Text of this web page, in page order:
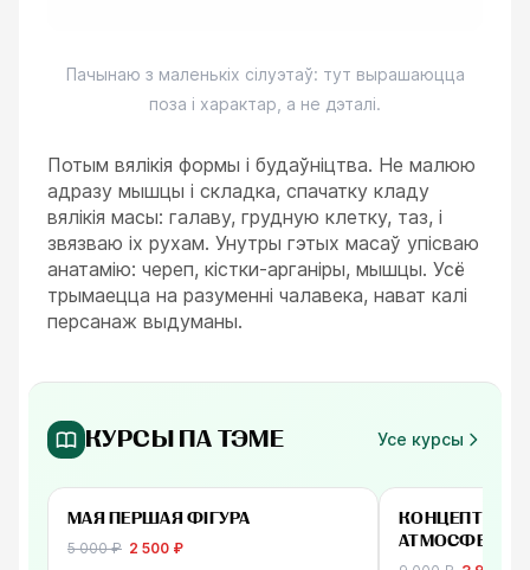
Пачынаю з маленькіх сілуэтаў: тут вырашаюцца
поза і характар, а не дэталі.
Потым вялікія формы і будаўніцтва. Не малюю
адразу мышцы і складка, спачатку кладу
вялікія масы: галаву, грудную клетку, таз, і
звязваю іх рухам. Унутры гэтых масаў упісваю
анатамію: череп, кістки-арганіры, мышцы. Усё
трымаецца на разуменні чалавека, нават калі
персанаж выдуманы.
КУРСЫ ПА ТЭМЕ Усе курсы
ад 2 500 ₽
МАЯ ПЕРШАЯ ФІГУРА
5 000 ₽ 2 500 ₽
ад 3 900 ₽
КОНЦЕПТ
АТМОСФЕРА